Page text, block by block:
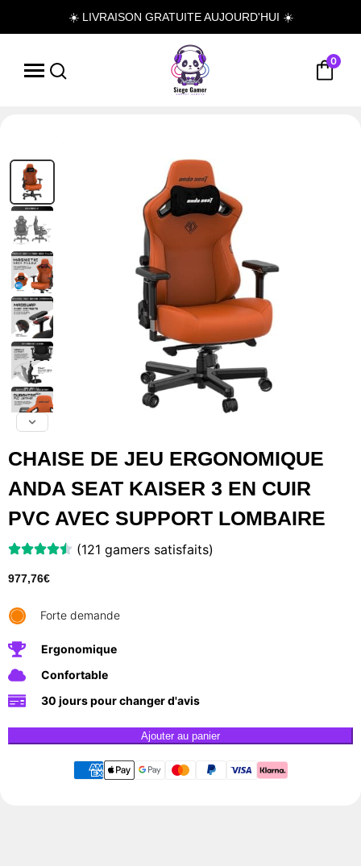
☀️ LIVRAISON GRATUITE AUJOURD'HUI ☀️
0
CHAISE DE JEU ERGONOMIQUE
ANDA SEAT KAISER 3 EN CUIR
PVC AVEC SUPPORT LOMBAIRE
(121 gamers satisfaits)
977,76€
Forte demande
Ergonomique
Confortable
30 jours pour changer d'avis
Ajouter au panier